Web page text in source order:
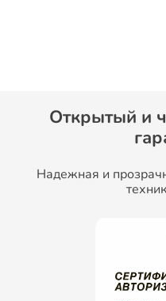
Открытый и
Надежная и